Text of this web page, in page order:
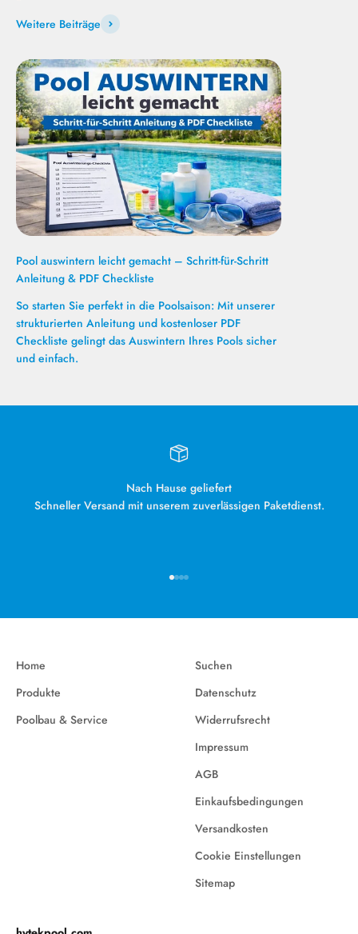
Weitere Beiträge
Pool auswintern leicht gemacht – Schritt-für-Schritt
Anleitung & PDF Checkliste
So starten Sie perfekt in die Poolsaison: Mit unserer
strukturierten Anleitung und kostenloser PDF
Checkliste gelingt das Auswintern Ihres Pools sicher
und einfach.
Nach Hause geliefert
Schneller Versand mit unserem zuverlässigen Paketdienst.
Gehe zu Element 1
Gehe zu Element 2
Gehe zu Element 3
Gehe zu Element 4
Home
Produkte
Poolbau & Service
Suchen
Datenschutz
Widerrufsrecht
Impressum
AGB
Einkaufsbedingungen
Versandkosten
Cookie Einstellungen
Sitemap